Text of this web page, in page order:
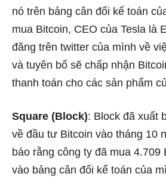
nó trên bảng cân đối kế toán
mua Bitcoin, CEO của Tesla là
đăng trên twitter của mình về
và tuyên bố sẽ chấp nhận
thanh toán cho các sản phẩm
Square (Block): Block đã xuất
về đầu tư Bitcoin vào tháng 10
báo rằng công ty đã mua 4.709
vào bảng cân đối kế toán của